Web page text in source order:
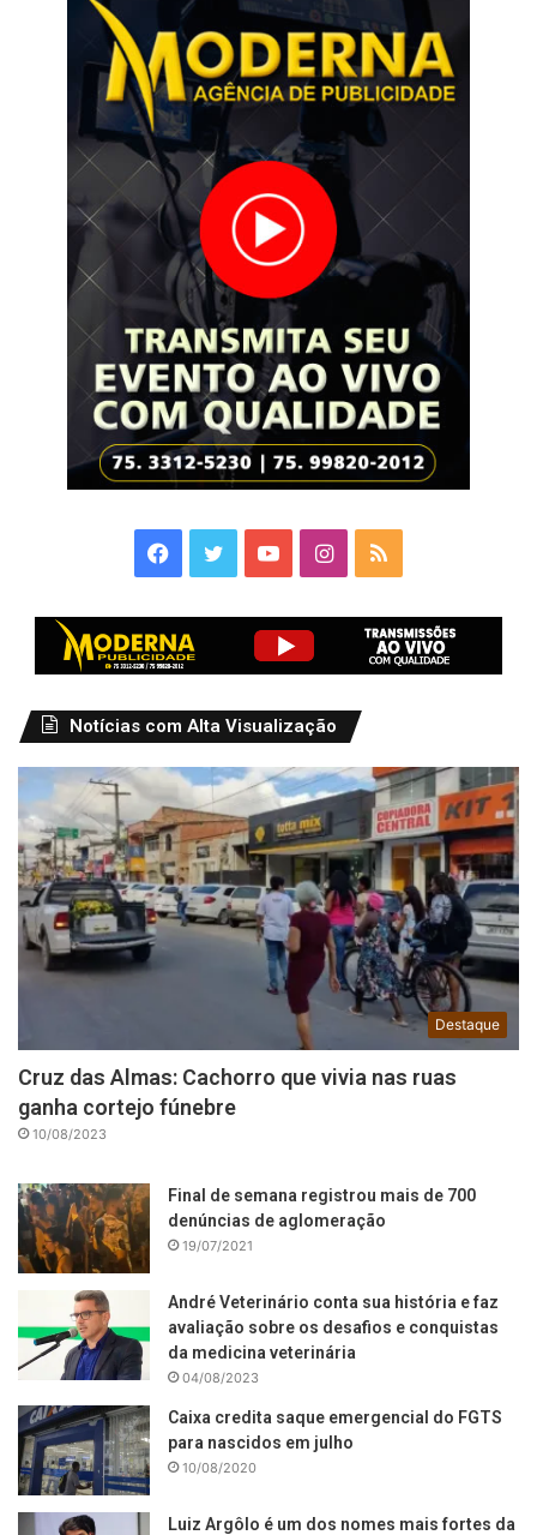
Facebook
TwitterYouTubeInstagram
RSS
Notícias com Alta Visualização
Destaque
Cruz das Almas: Cachorro que vivia nas ruas
ganha cortejo fúnebre
10/08/2023
Final de semana registrou mais de 700
denúncias de aglomeração
19/07/2021
André Veterinário conta sua história e faz
avaliação sobre os desafios e conquistas
da medicina veterinária
04/08/2023
Caixa credita saque emergencial do FGTS
para nascidos em julho
10/08/2020
Luiz Argôlo é um dos nomes mais fortes da